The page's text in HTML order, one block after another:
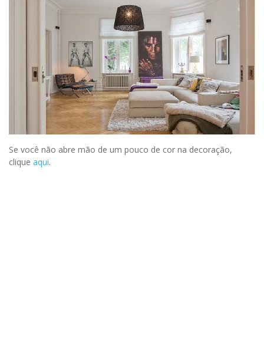
Se você não abre mão de um pouco de cor na decoração,
clique aqui.